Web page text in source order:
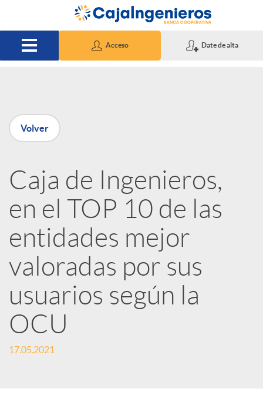
Saltar al contenido principal
Acceso Date de alta
P
u
b
l
i
c
a
Volver
Caja de Ingenieros,
en el TOP 10 de las
entidades mejor
valoradas por sus
usuarios según la
OCU
17.05.2021